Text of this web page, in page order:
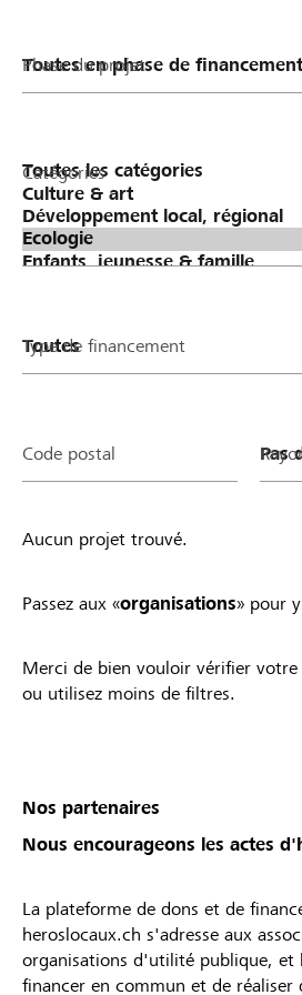
Phase du projet
Catégories
Type de financement
Code postal
Aucun projet trouvé.
Passez aux «organisations» pour
Merci de bien vouloir vérifier
ou utilisez moins de filtres.
Nos partenaires
Nous encourageons les actes
La plateforme de dons et de
heroslocaux.ch s'adresse aux
organisations d'utilité publique, et
financer en commun et de réaliser